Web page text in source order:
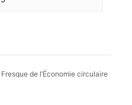
Fresque de l’Économie circulaire